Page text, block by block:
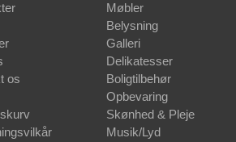
os
Møbler
Belysning
Galleri
Delikatesser
Boligtilbehør
Opbevaring
Skønhed & Pleje
Musik/Lyd